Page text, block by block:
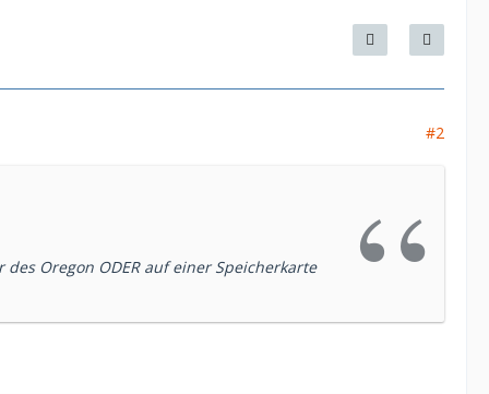
#2
des Oregon ODER auf einer Speicherkarte